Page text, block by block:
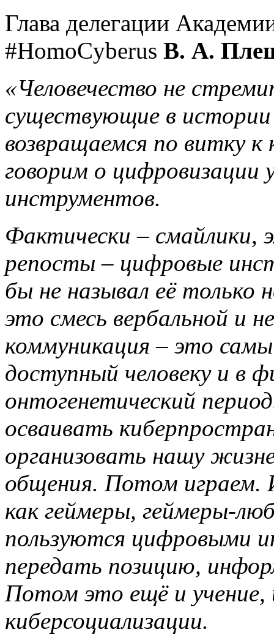
Глава делегации
#HomoCyberus В. А.
«Человечество не
существующие в
возвращаемся по витку
говорим о
инструментов.
Фактически – смайлики,
репосты – цифровые
бы не называл её только
это смесь вербальной и
коммуникация – это
доступный человеку и в
онтогенетический
осваивать
организовать нашу
общения. Потом играем.
как геймеры, геймеры-
пользуются цифровыми
передать позицию,
Потом это ещё и учение,
киберсоциализации.